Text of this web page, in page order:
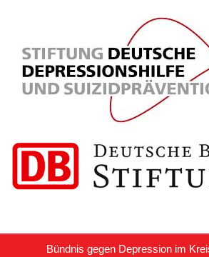
Bündnis gegen Depression im